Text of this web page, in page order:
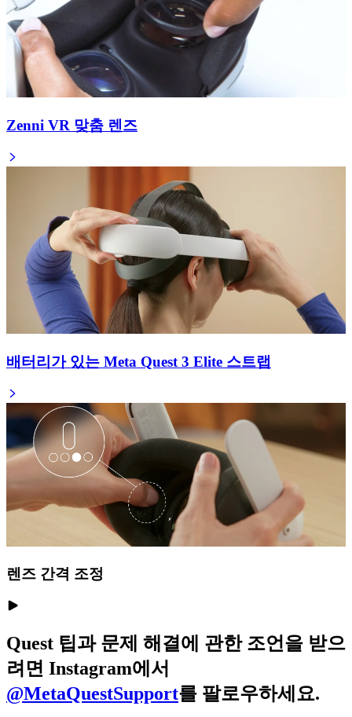
Zenni VR 맞춤 렌즈
배터리가 있는 Meta Quest 3 Elite 스트랩
렌즈 간격 조정
Quest 팁과 문제 해결에 관한 조언을 받으
려면 Instagram에서
@MetaQuestSupport를 팔로우하세요.